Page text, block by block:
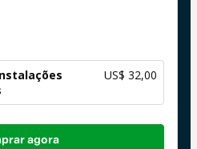
US$ 32,00
agora